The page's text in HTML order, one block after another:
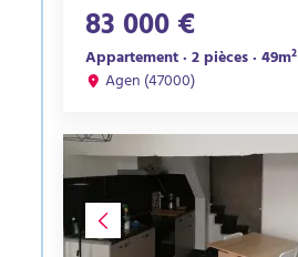
83 000 €
Appartement · 2 pièces · 49m²
Agen (47000)